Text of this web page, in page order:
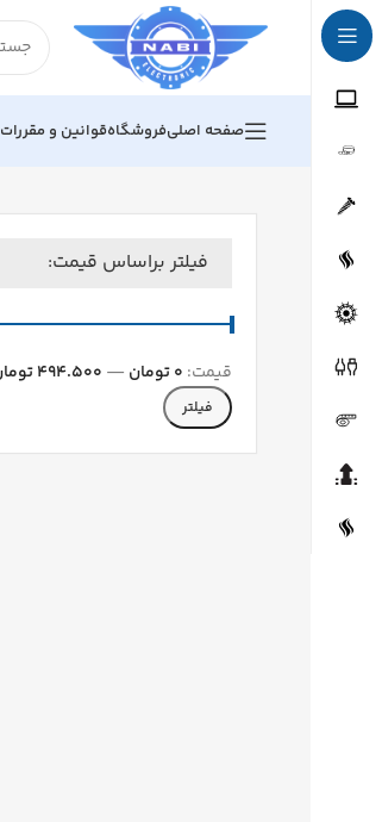
صفحه اصلیفروشگاهقوانین و مقررات
فیلتر براساس قیمت:
فیلتر
قیمت: 0 تومان — 494.500 تومان